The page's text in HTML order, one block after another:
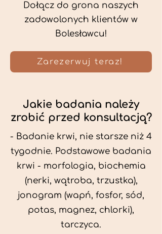
Dołącz do grona naszych
zadowolonych klientów w
Bolesławcu!
Zarezerwuj teraz!
Jakie badania należy
zrobić przed konsultacją?
- Badanie krwi, nie starsze niż 4
tygodnie. Podstawowe badania
krwi - morfologia, biochemia
(nerki, wątroba, trzustka),
jonogram (wapń, fosfor, sód,
potas, magnez, chlorki),
tarczyca.